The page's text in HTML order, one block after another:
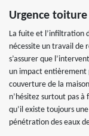
Urgence toiture
La fuite et l’infiltration
nécessite un travail de
s’assurer que
un impact entièrement
couverture de la
n’hésitez surtout pas
qu’il existe toujours
pénétration des eaux